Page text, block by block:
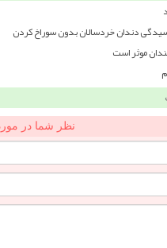
دندان خردسالان بدون سوراخ کردن
موثر است
نظر شما در